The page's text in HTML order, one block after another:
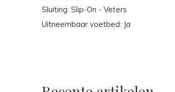
Sluiting: Slip-On - Veters
Uitneembaar voetbed: Ja